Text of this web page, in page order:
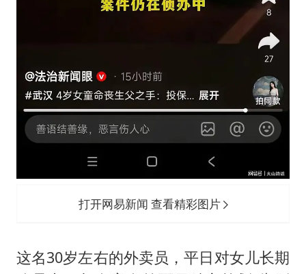
打开网易新闻 查看精彩图片
这名30岁左右的外卖员，平日对女儿长期